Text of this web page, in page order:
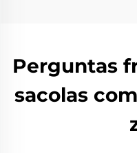
Perguntas
sacolas